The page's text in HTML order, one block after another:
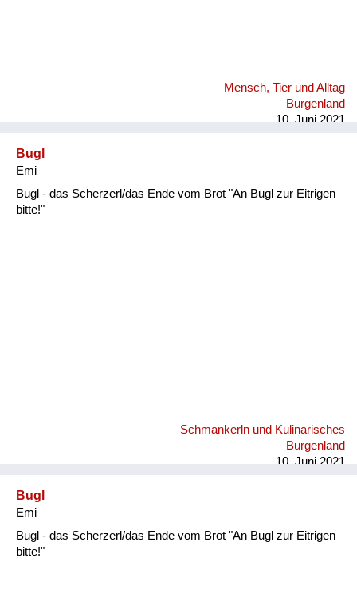
Mensch, Tier und Alltag
Burgenland
10. Juni 2021
Bugl
Emi
Bugl - das Scherzerl/das Ende vom Brot "An Bugl zur Eitrigen
bitte!"
Schmankerln und Kulinarisches
Burgenland
10. Juni 2021
Bugl
Emi
Bugl - das Scherzerl/das Ende vom Brot "An Bugl zur Eitrigen
bitte!"